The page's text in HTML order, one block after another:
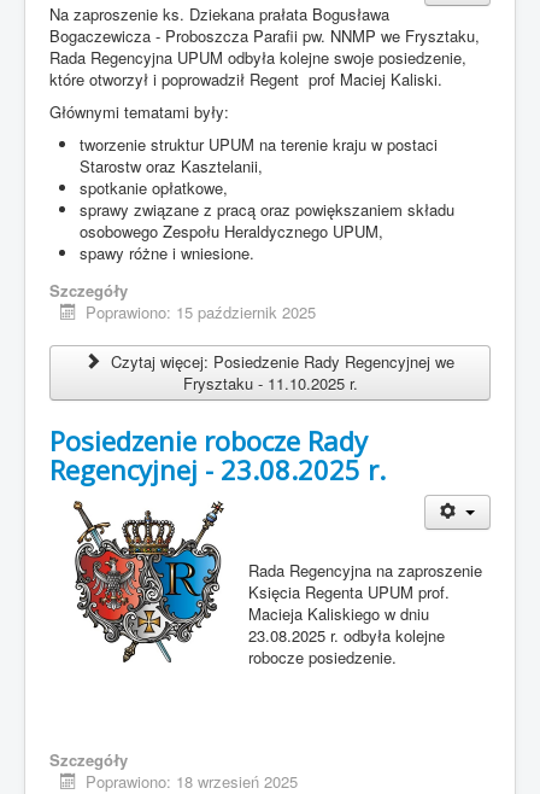
Na zaproszenie ks. Dziekana prałata Bogusława
Bogaczewicza - Proboszcza Parafii pw. NNMP we Frysztaku,
Rada Regencyjna UPUM odbyła kolejne swoje posiedzenie,
które otworzył i poprowadził Regent prof Maciej Kaliski.
Głównymi tematami były:
tworzenie struktur UPUM na terenie kraju w postaci
Starostw oraz Kasztelanii,
spotkanie opłatkowe,
sprawy związane z pracą oraz powiększaniem składu
osobowego Zespołu Heraldycznego UPUM,
spawy różne i wniesione.
Szczegóły
Poprawiono: 15 październik 2025
Czytaj więcej: Posiedzenie Rady Regencyjnej we
Frysztaku - 11.10.2025 r.
Posiedzenie robocze Rady
Regencyjnej - 23.08.2025 r.
Rada Regencyjna na zaproszenie
Księcia Regenta UPUM prof.
Macieja Kaliskiego w dniu
23.08.2025 r. odbyła kolejne
robocze posiedzenie.
Szczegóły
Poprawiono: 18 wrzesień 2025